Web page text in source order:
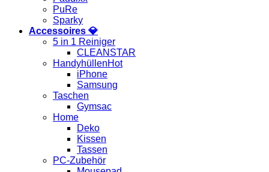
PuRe
Sparky
Accessoires 💎
5 in 1 Reiniger
CLEANSTAR
Handyhüllen
iPhone
Samsung
Taschen
Gymsac
Home
Deko
Kissen
Tassen
PC-Zubehör